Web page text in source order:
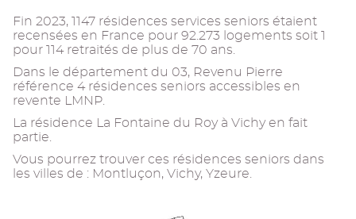
Fin 2023, 1147 résidences services seniors étaient
recensées en France pour 92.273 logements soit 1
pour 114 retraités de plus de 70 ans.
Dans le département du 03, Revenu Pierre
référence 4 résidences seniors accessibles en
revente LMNP.
La résidence La Fontaine du Roy à Vichy en fait
partie.
Vous pourrez trouver ces résidences seniors dans
les villes de : Montluçon, Vichy, Yzeure.